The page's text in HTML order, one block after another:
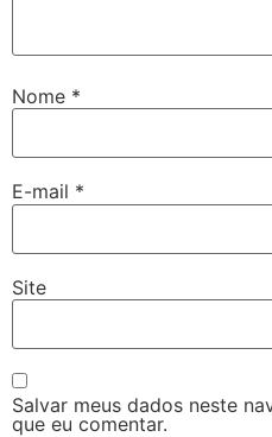
Nome *
E-mail *
Site
Salvar meus dados neste
que eu comentar.